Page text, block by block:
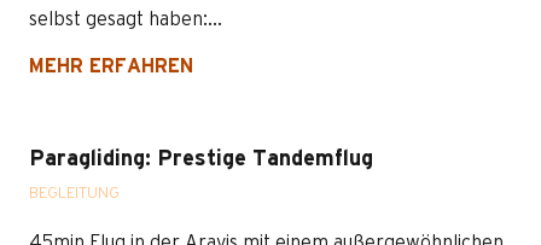
selbst gesagt haben:...
MEHR ERFAHREN
Paragliding: Prestige Tandemflug
BEGLEITUNG